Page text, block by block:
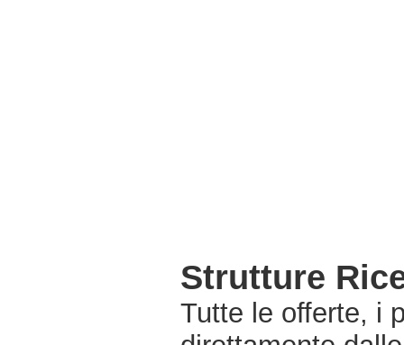
Strutture
Tutte le offerte, i